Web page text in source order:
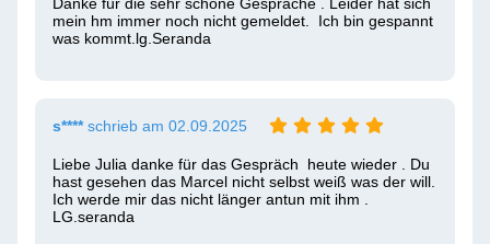
mein hm immer noch nicht gemeldet.  Ich bin gespannt
was kommt.lg.Seranda
s****schrieb am 02.09.2025
Liebe Julia danke für das Gespräch  heute wieder . Du
hast gesehen das Marcel nicht selbst weiß was der will.
Ich werde mir das nicht länger antun mit ihm .
LG.seranda